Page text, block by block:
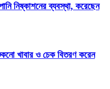
নিষ্কাশনের ব্যবস্থা, করেছেন
খাবার ও চেক বিতরণ করেন